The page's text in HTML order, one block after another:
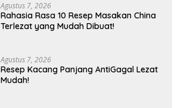
Agustus 7, 2026
Rahasia Rasa 10 Resep Masakan China
Terlezat yang Mudah Dibuat!
Agustus 7, 2026
Resep Kacang Panjang AntiGagal Lezat
Mudah!